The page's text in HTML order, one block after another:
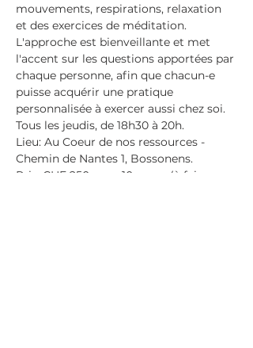
mouvements, respirations, relaxation
et des exercices de méditation.
L'approche est bienveillante et met
l'accent sur les questions apportées par
chaque personne, afin que chacun-e
puisse acquérir une pratique
personnalisée à exercer aussi chez soi.
Tous les jeudis, de 18h30 à 20h.
Lieu: Au Coeur de nos ressources -
Chemin de Nantes 1, Bossonens.
Prix: CHF 250 pour 10 cours (à faire